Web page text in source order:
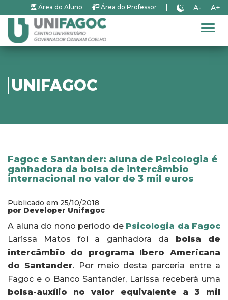
Área do Aluno Área do Professor A- A+
UNIFAGOC
Fagoc e Santander: aluna de Psicologia é
ganhadora da bolsa de intercâmbio
internacional no valor de 3 mil euros
Publicado em 25/10/2018
por Developer Unifagoc
A aluna do nono período de Psicologia da Fagoc
Larissa Matos foi a ganhadora da bolsa de
intercâmbio do programa Ibero Americana
do Santander. Por meio desta parceria entre a
Fagoc e o Banco Santander, Larissa receberá uma
bolsa-auxílio no valor equivalente a 3 mil